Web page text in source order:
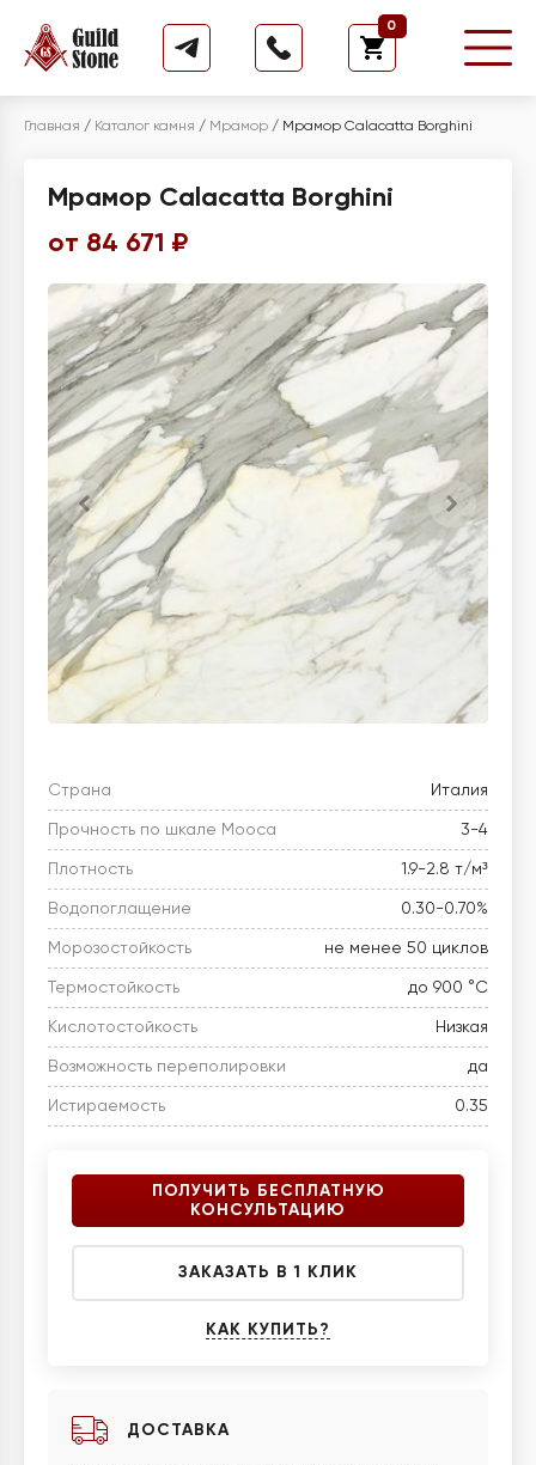
0
Главная / Каталог камня / Мрамор / Мрамор Calacatta Borghini
Мрамор Calacatta Borghini
от 84 671 ₽
Страна Италия
Прочность по шкале Мооса 3-4
Плотность 1.9-2.8 т/м³
Водопоглащение 0.30-0.70%
Морозостойкость не менее 50 циклов
Термостойкость до 900 °C
Кислотостойкость Низкая
Возможность переполировки да
Истираемость 0.35
ПОЛУЧИТЬ БЕСПЛАТНУЮ
КОНСУЛЬТАЦИЮ
ЗАКАЗАТЬ В 1 КЛИК
КАК КУПИТЬ?
ДОСТАВКА